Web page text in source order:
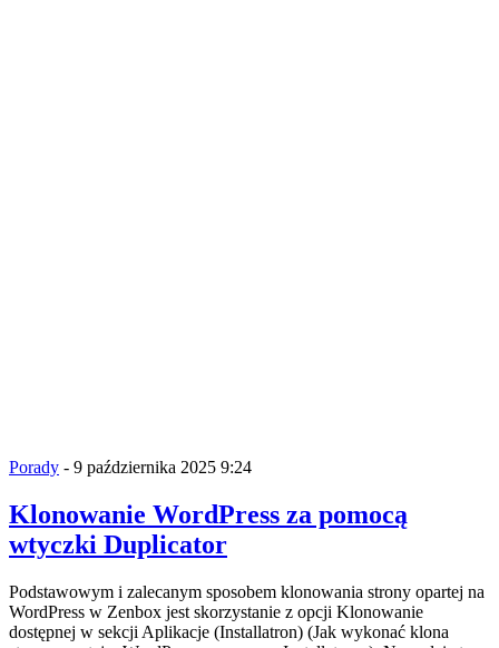
Porady - 9 października 2025 9:24
Klonowanie WordPress za pomocą
wtyczki Duplicator
Podstawowym i zalecanym sposobem klonowania strony opartej na
WordPress w Zenbox jest skorzystanie z opcji Klonowanie
dostępnej w sekcji Aplikacje (Installatron) (Jak wykonać klona